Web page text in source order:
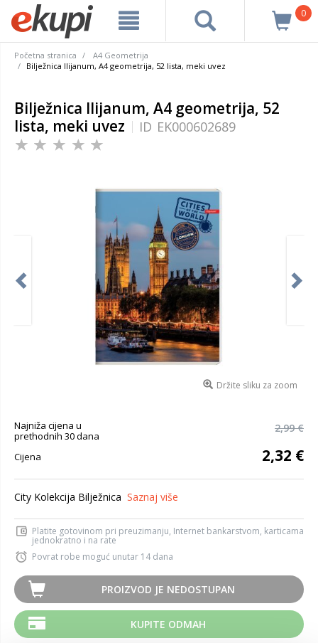
0
Početna stranica
A4 Geometrija
Bilježnica Ilijanum, A4 geometrija, 52 lista, meki uvez
Bilježnica Ilijanum, A4 geometrija, 52
lista, meki uvez
ID EK000602689
Držite sliku za zoom
Najniža cijena u
prethodnih 30 dana
2,99 €
Cijena 2,32 €
City Kolekcija Bilježnica Saznaj više
Platite gotovinom pri preuzimanju, Internet bankarstvom, karticama
jednokratno i na rate
Povrat robe moguć unutar 14 dana
PROIZVOD JE NEDOSTUPAN
KUPITE ODMAH